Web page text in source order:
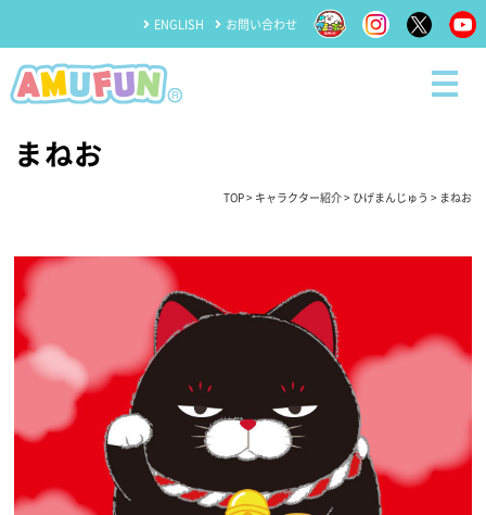
ENGLISH お問い合わせ
まねお
TOP> キャラクター紹介> ひげまんじゅう > まねお